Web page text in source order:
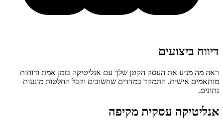
דיווח ביצועים
ראה מה מניע את העסק הקטן שלך עם אנליטיקה בזמן אמת ודוחות
מותאמים אישית. התמקד במדדים שחשובים וקבל החלטות מונעות
נתונים.
אנליטיקה עסקית מקיפה